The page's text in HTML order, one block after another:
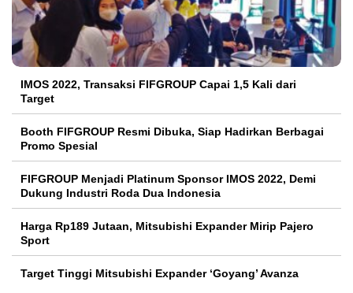
IMOS 2022, Transaksi FIFGROUP Capai 1,5 Kali dari
Target
Booth FIFGROUP Resmi Dibuka, Siap Hadirkan Berbagai
Promo Spesial
FIFGROUP Menjadi Platinum Sponsor IMOS 2022, Demi
Dukung Industri Roda Dua Indonesia
Harga Rp189 Jutaan, Mitsubishi Expander Mirip Pajero
Sport
Target Tinggi Mitsubishi Expander ‘Goyang’ Avanza